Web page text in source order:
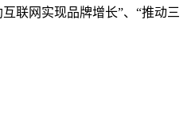
联网实现品牌增长”、“推动三